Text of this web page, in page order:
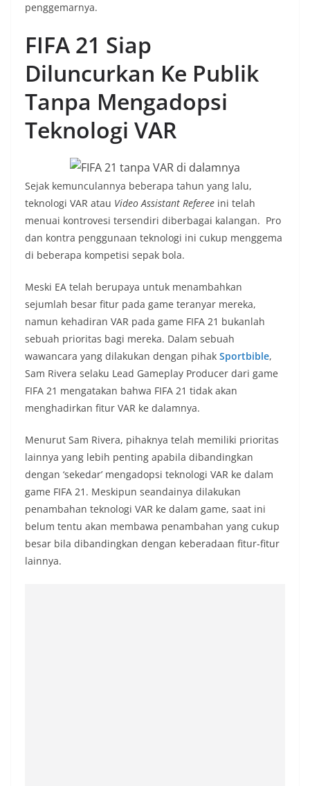
penggemarnya.
FIFA 21 Siap
Diluncurkan Ke Publik
Tanpa Mengadopsi
Teknologi VAR
Sejak kemunculannya beberapa tahun yang lalu,
teknologi VAR atau Video Assistant Referee ini telah
menuai kontrovesi tersendiri diberbagai kalangan. Pro
dan kontra penggunaan teknologi ini cukup menggema
di beberapa kompetisi sepak bola.
Meski EA telah berupaya untuk menambahkan
sejumlah besar fitur pada game teranyar mereka,
namun kehadiran VAR pada game FIFA 21 bukanlah
sebuah prioritas bagi mereka. Dalam sebuah
wawancara yang dilakukan dengan pihak Sportbible,
Sam Rivera selaku Lead Gameplay Producer dari game
FIFA 21 mengatakan bahwa FIFA 21 tidak akan
menghadirkan fitur VAR ke dalamnya.
Menurut Sam Rivera, pihaknya telah memiliki prioritas
lainnya yang lebih penting apabila dibandingkan
dengan ‘sekedar’ mengadopsi teknologi VAR ke dalam
game FIFA 21. Meskipun seandainya dilakukan
penambahan teknologi VAR ke dalam game, saat ini
belum tentu akan membawa penambahan yang cukup
besar bila dibandingkan dengan keberadaan fitur-fitur
lainnya.